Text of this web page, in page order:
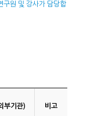
구원 및 강사가 담당합
부기관) 비고